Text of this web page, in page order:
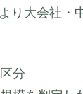
り大会社・
分